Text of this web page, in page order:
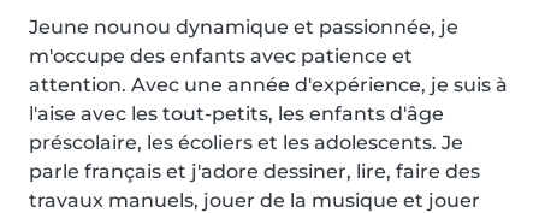
Jeune nounou dynamique et passionnée, je
m'occupe des enfants avec patience et
attention. Avec une année d'expérience, je suis à
l'aise avec les tout-petits, les enfants d'âge
préscolaire, les écoliers et les adolescents. Je
parle français et j'adore dessiner, lire, faire des
travaux manuels, jouer de la musique et jouer